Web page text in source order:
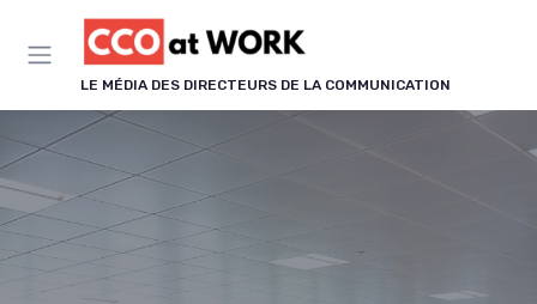
LE MÉDIA DES DIRECTEURS DE LA COMMUNICATION
Panneau de gestion des cookies